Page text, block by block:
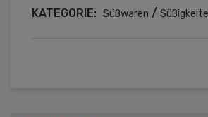
KATEGORIE: Süßwaren /